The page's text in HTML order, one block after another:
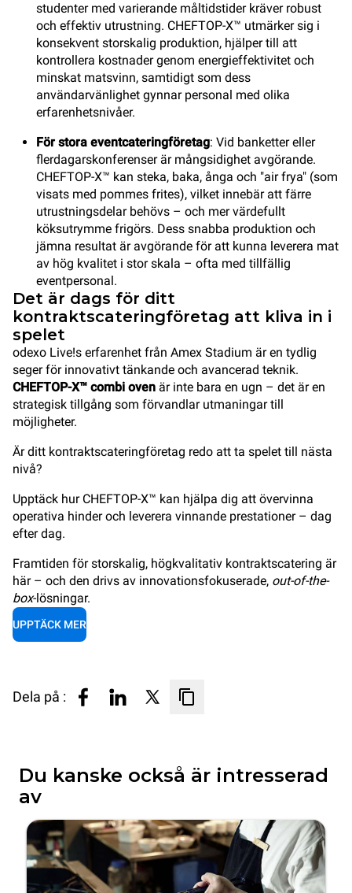
studenter med varierande måltidstider kräver robust
och effektiv utrustning. CHEFTOP-X™ utmärker sig i
konsekvent storskalig produktion, hjälper till att
kontrollera kostnader genom energieffektivitet och
minskat matsvinn, samtidigt som dess
användarvänlighet gynnar personal med olika
erfarenhetsnivåer.
För stora eventcateringföretag: Vid banketter eller
flerdagarskonferenser är mångsidighet avgörande.
CHEFTOP-X™ kan steka, baka, ånga och "air frya" (som
visats med pommes frites), vilket innebär att färre
utrustningsdelar behövs – och mer värdefullt
köksutrymme frigörs. Dess snabba produktion och
jämna resultat är avgörande för att kunna leverera mat
av hög kvalitet i stor skala – ofta med tillfällig
eventpersonal.
Det är dags för ditt
kontraktscateringföretag att kliva in i
spelet
odexo Live!s erfarenhet från Amex Stadium är en tydlig
seger för innovativt tänkande och avancerad teknik.
CHEFTOP-X™ combi oven är inte bara en ugn – det är en
strategisk tillgång som förvandlar utmaningar till
möjligheter.
Är ditt kontraktscateringföretag redo att ta spelet till nästa
nivå?
Upptäck hur CHEFTOP-X™ kan hjälpa dig att övervinna
operativa hinder och leverera vinnande prestationer – dag
efter dag.
Framtiden för storskalig, högkvalitativ kontraktscatering är
här – och den drivs av innovationsfokuserade, out-of-the-
box-lösningar.
UPPTÄCK MER
Dela på :
Du kanske också är intresserad
av